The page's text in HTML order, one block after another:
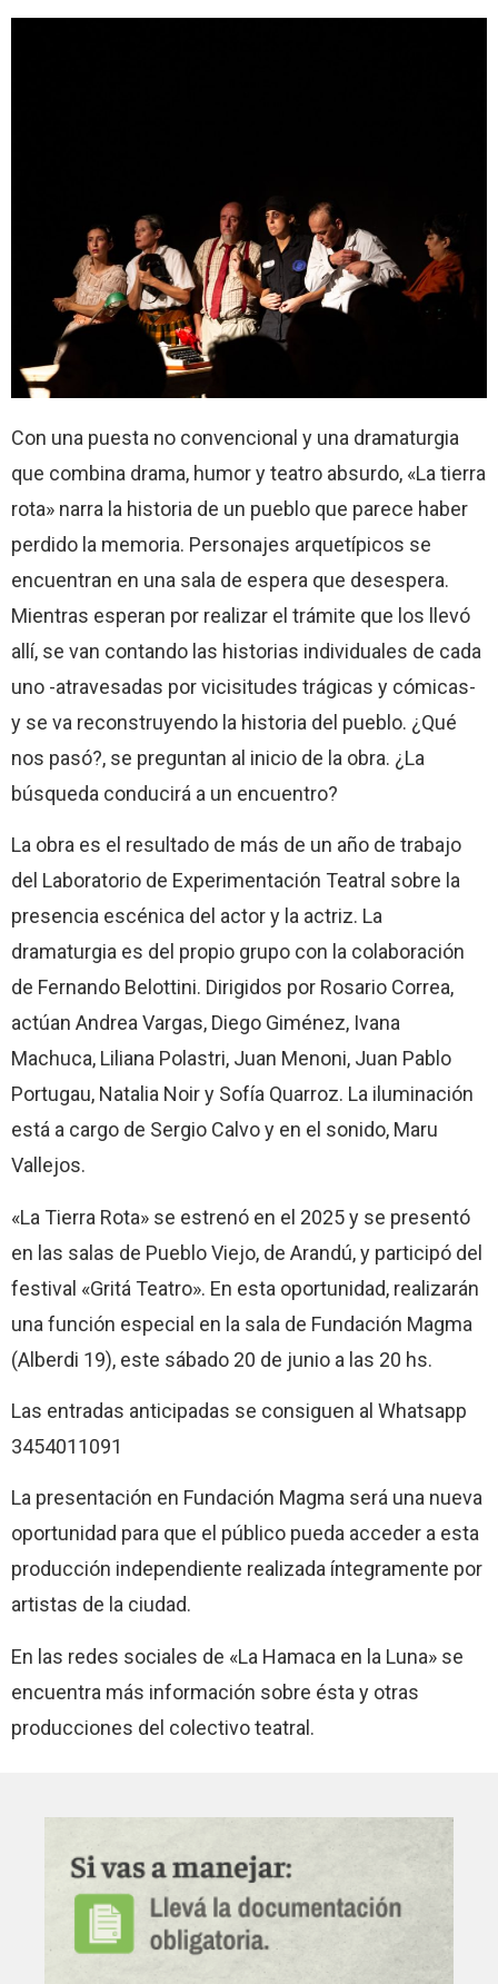
Con una puesta no convencional y una dramaturgia
que combina drama, humor y teatro absurdo, «La tierra
rota» narra la historia de un pueblo que parece haber
perdido la memoria. Personajes arquetípicos se
encuentran en una sala de espera que desespera.
Mientras esperan por realizar el trámite que los llevó
allí, se van contando las historias individuales de cada
uno -atravesadas por vicisitudes trágicas y cómicas-
y se va reconstruyendo la historia del pueblo. ¿Qué
nos pasó?, se preguntan al inicio de la obra. ¿La
búsqueda conducirá a un encuentro?
La obra es el resultado de más de un año de trabajo
del Laboratorio de Experimentación Teatral sobre la
presencia escénica del actor y la actriz. La
dramaturgia es del propio grupo con la colaboración
de Fernando Belottini. Dirigidos por Rosario Correa,
actúan Andrea Vargas, Diego Giménez, Ivana
Machuca, Liliana Polastri, Juan Menoni, Juan Pablo
Portugau, Natalia Noir y Sofía Quarroz. La iluminación
está a cargo de Sergio Calvo y en el sonido, Maru
Vallejos.
«La Tierra Rota» se estrenó en el 2025 y se presentó
en las salas de Pueblo Viejo, de Arandú, y participó del
festival «Gritá Teatro». En esta oportunidad, realizarán
una función especial en la sala de Fundación Magma
(Alberdi 19), este sábado 20 de junio a las 20 hs.
Las entradas anticipadas se consiguen al Whatsapp
3454011091
La presentación en Fundación Magma será una nueva
oportunidad para que el público pueda acceder a esta
producción independiente realizada íntegramente por
artistas de la ciudad.
En las redes sociales de «La Hamaca en la Luna» se
encuentra más información sobre ésta y otras
producciones del colectivo teatral.